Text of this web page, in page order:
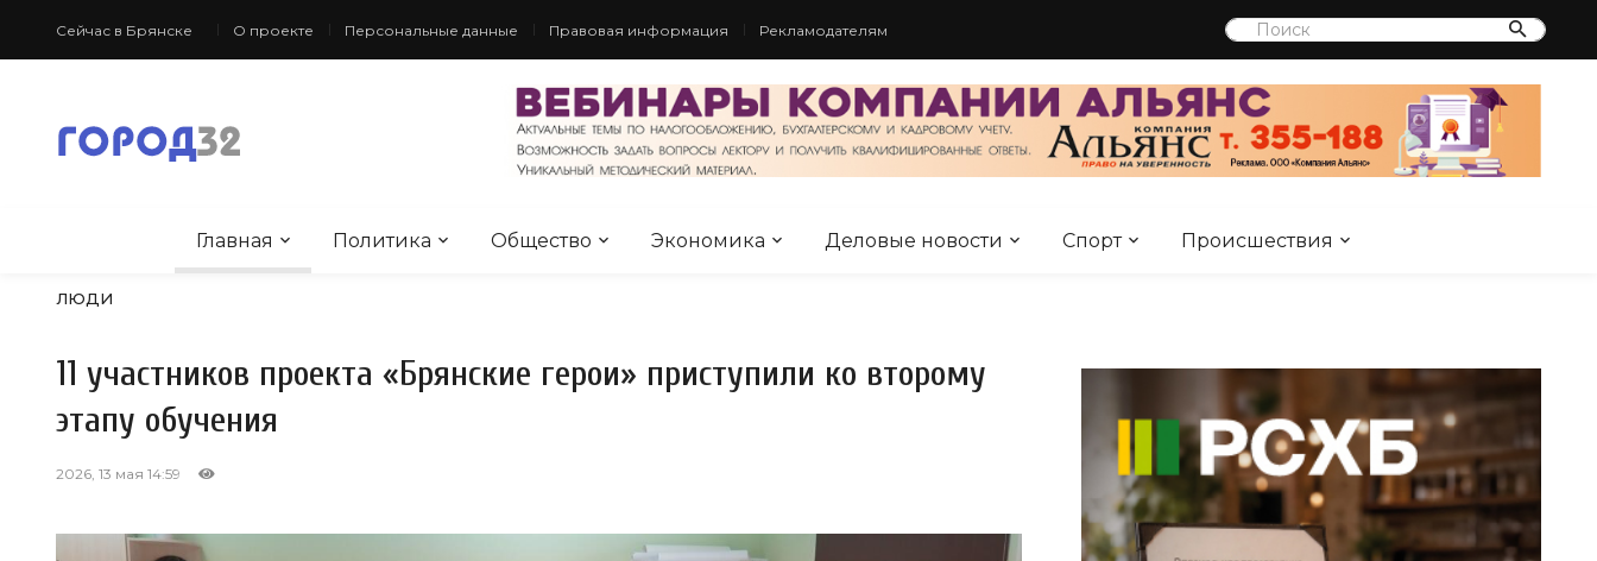
Сейчас в Брянске О проекте Персональные данные Правовая информация Рекламодателям
Главная Политика Общество Экономика Деловые новости Спорт Происшествия
ЛЮДИ
11 участников проекта «Брянские герои» приступили ко второму
этапу обучения
2026, 13 мая 14:59